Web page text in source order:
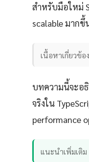
สำหรับมือใหม่
scalable มาก
เนื้อหาเกี่ยวข้
บทความนี้จะอ
จริงใน
performance
แนะนำเพิ่มเติ